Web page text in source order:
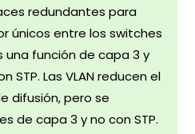
redundantes para
únicos entre los switches
una función de capa 3 y
STP. Las VLAN reducen el
difusión, pero se
de capa 3 y no con STP.